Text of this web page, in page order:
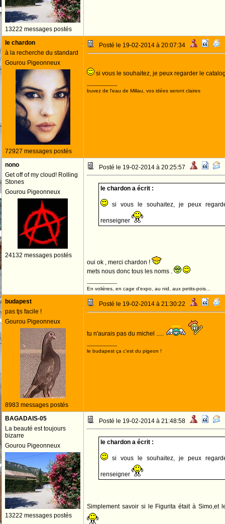
13222 messages postés
le chardon
à la recherche du standard
Gourou Pigeonneux
72927 messages postés
Posté le 19-02-2014 à 20:07:34
si vous le souhaitez, je peux regarder le
--------------------
buvez de l'eau de Millau, vos idées seront claires
nono
Get off of my cloud! Rolling
Stones
Gourou Pigeonneux
24132 messages postés
Posté le 19-02-2014 à 20:25:57
le chardon a écrit :
si vous le souhaitez, je peux
renseigner
oui ok , merci chardon !
mets nous donc tous les noms .
--------------------
En volières, en cage d'expo, au nid, aux petits-pois...
budapest
pas tjs facile !
Gourou Pigeonneux
8983 messages postés
Posté le 19-02-2014 à 21:30:22
tu n'aurais pas du michel .....
--------------------
le budapest ça c'est du pigeon !
BAGADAIS-05
La beauté est toujours
bizarre
Gourou Pigeonneux
13222 messages postés
Posté le 19-02-2014 à 21:48:58
le chardon a écrit :
si vous le souhaitez, je peux
renseigner
Simplement savoir si le Figurita était à Simo,et